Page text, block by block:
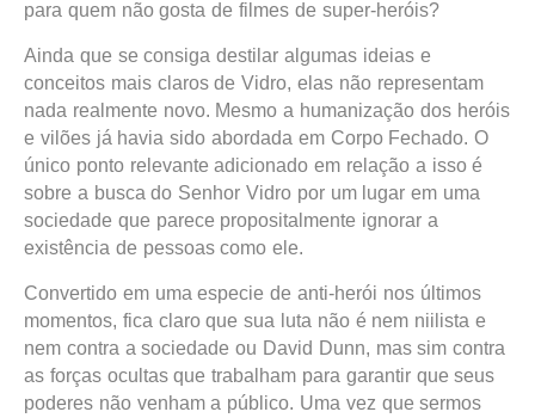
para quem não gosta de filmes de super-heróis?
Ainda que se consiga destilar algumas ideias e
conceitos mais claros de Vidro, elas não representam
nada realmente novo. Mesmo a humanização dos heróis
e vilões já havia sido abordada em Corpo Fechado. O
único ponto relevante adicionado em relação a isso é
sobre a busca do Senhor Vidro por um lugar em uma
sociedade que parece propositalmente ignorar a
existência de pessoas como ele.
Convertido em uma especie de anti-herói nos últimos
momentos, fica claro que sua luta não é nem niilista e
nem contra a sociedade ou David Dunn, mas sim contra
as forças ocultas que trabalham para garantir que seus
poderes não venham a público. Uma vez que sermos